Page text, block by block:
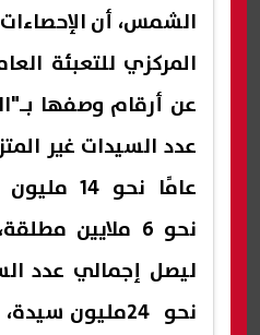
الشمس، أن
المركزي للتعبئة
عن أرقام وصفها
عامًا نحو
ليصل إجمالي عدد